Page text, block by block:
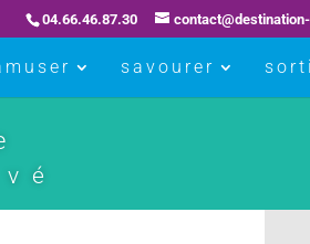
04.66.46.87.30
savourer